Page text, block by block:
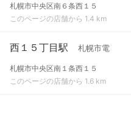
札幌市中央区南６条西１５
このページの店舗から 1.4 km
西１５丁目駅 札幌市電
札幌市中央区南１条西１５
このページの店舗から 1.6 km